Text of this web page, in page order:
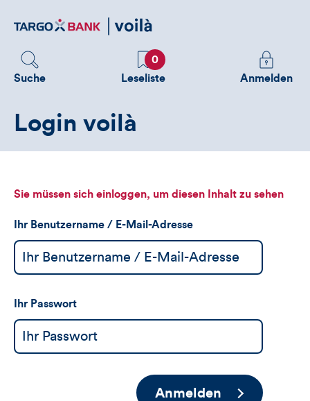
zum
Suche
Favoriten
0
Leseliste
Melden
Sie
sehen
Anmelden
Login voilà
Sie müssen sich einloggen, um diesen Inhalt zu sehen
Ihr Benutzername / E-Mail-Adresse
Ihr Passwort
Anmelden